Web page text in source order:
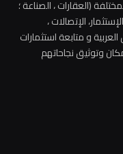
(العقارات ، الصناعة ؛
الإتصالات ،
و متابعة استثمارات
وتوثيق نجاحاتهم